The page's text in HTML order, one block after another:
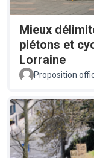
Mieux
piétons et
Lorraine
Proposition